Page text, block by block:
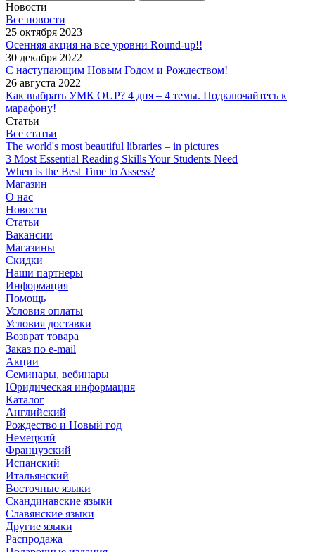
Новости
Все новости
25 октября 2023
Осенняя акция на все уровни Round-up!!
30 декабря 2022
С наступающим Новым Годом и Рождеством!
26 августа 2022
Как выбрать УМК OUP? 4 дня – 4 темы. Подключайтесь к
марафону!
Статьи
Все статьи
The world's most beautiful libraries – in pictures
3 Most Essential Reading Skills Your Students Need
When is the Best Time to Assess?
Магазин
О нас
Новости
Статьи
Вакансии
Магазины
Скидки
Наши партнеры
Информация
Помощь
Условия оплаты
Условия доставки
Возврат товара
Заказ по e-mail
Акции
Семинары, вебинары
Юридическая информация
Каталог
Английский
Рождество и Новый год
Немецкий
Французский
Испанский
Итальянский
Восточные языки
Скандинавские языки
Славянские языки
Другие языки
Распродажа